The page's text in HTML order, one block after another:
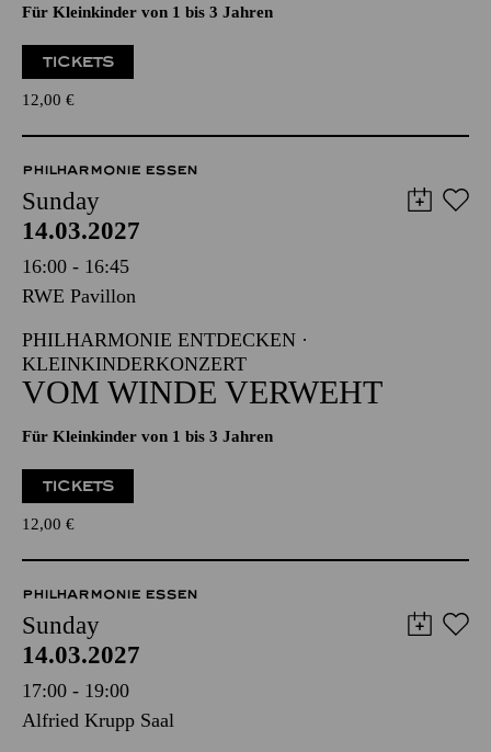
Für Kleinkinder von 1 bis 3 Jahren
TICKETS
12,00 €
PHILHARMONIE ESSEN
Sunday
14.03.2027
16:00 - 16:45
RWE Pavillon
PHILHARMONIE ENTDECKEN ·
KLEINKINDERKONZERT
VOM WINDE VERWEHT
Für Kleinkinder von 1 bis 3 Jahren
TICKETS
12,00 €
PHILHARMONIE ESSEN
Sunday
14.03.2027
17:00 - 19:00
Alfried Krupp Saal